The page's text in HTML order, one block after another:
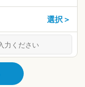
選択＞